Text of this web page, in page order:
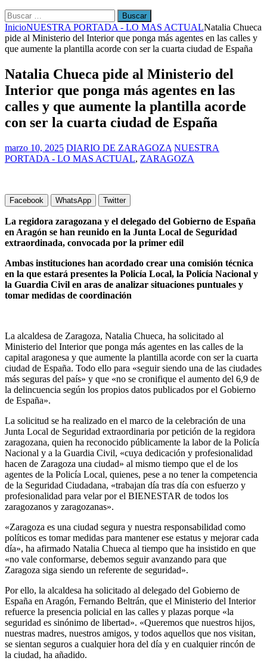
Buscar:
InicioNUESTRA PORTADA - LO MAS ACTUALNatalia Chueca
pide al Ministerio del Interior que ponga más agentes en las calles y
que aumente la plantilla acorde con ser la cuarta ciudad de España
Natalia Chueca pide al Ministerio del
Interior que ponga más agentes en las
calles y que aumente la plantilla acorde
con ser la cuarta ciudad de España
marzo 10, 2025 DIARIO DE ZARAGOZA NUESTRA
PORTADA - LO MAS ACTUAL, ZARAGOZA
Facebook WhatsApp Twitter
La regidora zaragozana y el delegado del Gobierno de España
en Aragón se han reunido en la Junta Local de Seguridad
extraordinada, convocada por la primer edil
Ambas instituciones han acordado crear una comisión técnica
en la que estará presentes la Policía Local, la Policía Nacional y
la Guardia Civil en aras de analizar situaciones puntuales y
tomar medidas de coordinación
La alcaldesa de Zaragoza, Natalia Chueca, ha solicitado al
Ministerio del Interior que ponga más agentes en las calles de la
capital aragonesa y que aumente la plantilla acorde con ser la cuarta
ciudad de España. Todo ello para «seguir siendo una de las ciudades
más seguras del país» y que «no se cronifique el aumento del 6,9 de
la delincuencia según los propios datos publicados por el Gobierno
de España».
La solicitud se ha realizado en el marco de la celebración de una
Junta Local de Seguridad extraordinaria por petición de la regidora
zaragozana, quien ha reconocido públicamente la labor de la Policía
Nacional y a la Guardia Civil, «cuya dedicación y profesionalidad
hacen de Zaragoza una ciudad» al mismo tiempo que el de los
agentes de la Policía Local, quienes, pese a no tener la competencia
de la Seguridad Ciudadana, «trabajan día tras día con esfuerzo y
profesionalidad para velar por el BIENESTAR de todos los
zaragozanos y zaragozanas».
«Zaragoza es una ciudad segura y nuestra responsabilidad como
políticos es tomar medidas para mantener ese estatus y mejorar cada
día», ha afirmado Natalia Chueca al tiempo que ha insistido en que
«no vale conformarse, debemos seguir avanzando para que
Zaragoza siga siendo un referente de seguridad».
Por ello, la alcaldesa ha solicitado al delegado del Gobierno de
España en Aragón, Fernando Beltrán, que el Ministerio del Interior
refuerce la presencia policial en las calles y plazas porque «la
seguridad es sinónimo de libertad». «Queremos que nuestros hijos,
nuestras madres, nuestros amigos, y todos aquellos que nos visitan,
se sientan seguros a cualquier hora del día y en cualquier rincón de
la ciudad, ha añadido.